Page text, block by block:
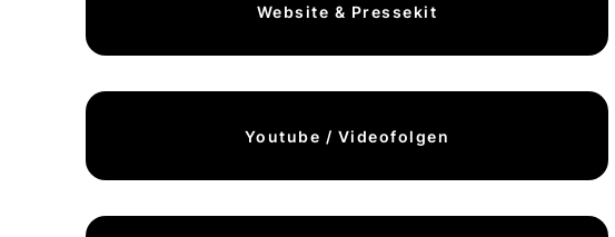
Website & Pressekit
Youtube / Videofolgen